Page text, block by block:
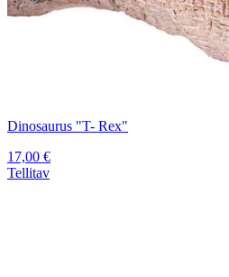
Dinosaurus "T- Rex"
17,00 €
Tellitav